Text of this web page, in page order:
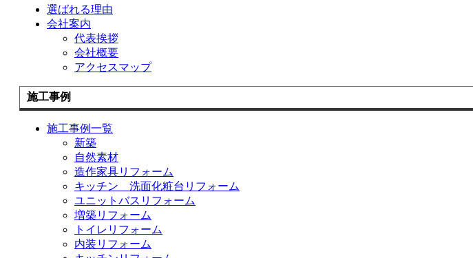
選ばれる理由
会社案内
代表挨拶
会社概要
アクセスマップ
施工事例
施工事例一覧
新築
自然素材
造作家具リフォーム
キッチン 洗面化粧台リフォーム
ユニットバスリフォーム
増築リフォーム
トイレリフォーム
内装リフォーム